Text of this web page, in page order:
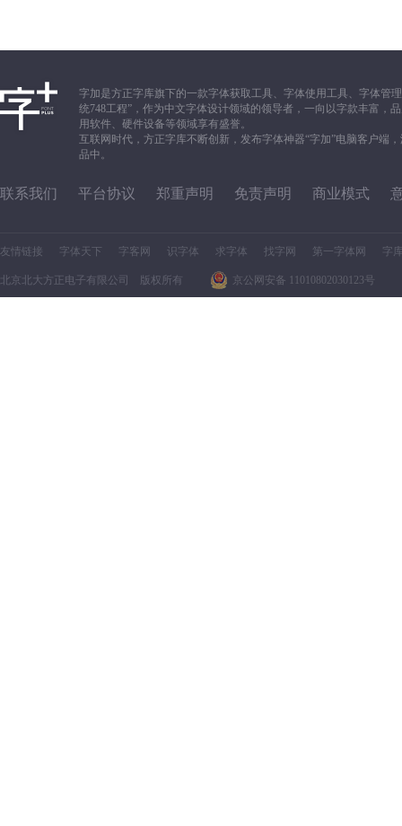
字加是方正字库旗下的一款字体获取工具、字体使用工具、字体管
统748工程”，作为中文字体设计领域的领导者，一向以字款丰富，
用软件、硬件设备等领域享有盛誉。
互联网时代，方正字库不断创新，发布字体神器“字加”电脑客户端
品中。
联系我们 平台协议 郑重声明 免责声明 商业模式
友情链接 字体天下 字客网 识字体 求字体 找字网 第一字体网 字
北京北大方正电子有限公司 版权所有 京公网安备 11010802030123号